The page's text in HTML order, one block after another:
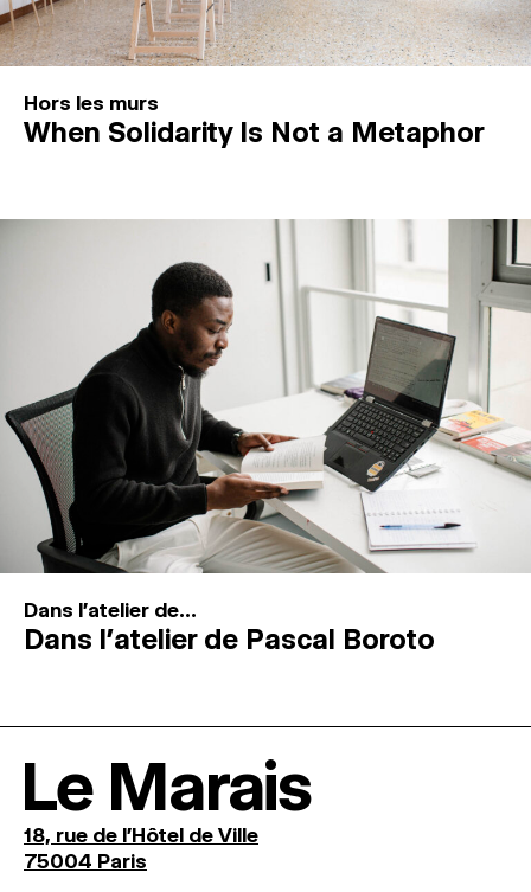
Hors les murs
When Solidarity Is Not a Metaphor
Dans l'atelier de...
Dans l’atelier de Pascal Boroto
Le Marais
18, rue de l'Hôtel de Ville
75004 Paris